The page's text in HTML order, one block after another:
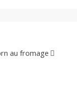
au fromage